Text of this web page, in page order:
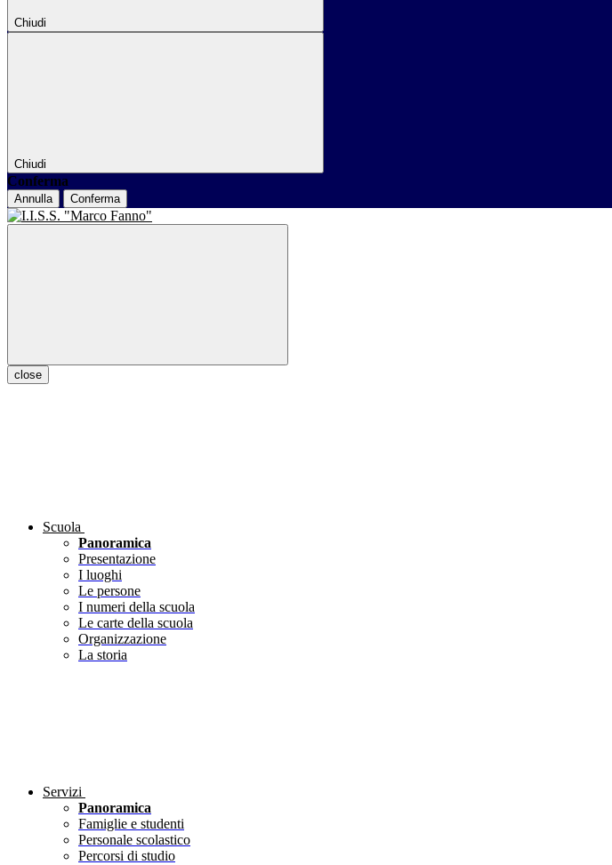
Chiudi
Chiudi
Conferma
Annulla Conferma
close
Scuola
Panoramica
Presentazione
I luoghi
Le persone
I numeri della scuola
Le carte della scuola
Organizzazione
La storia
Servizi
Panoramica
Famiglie e studenti
Personale scolastico
Percorsi di studio